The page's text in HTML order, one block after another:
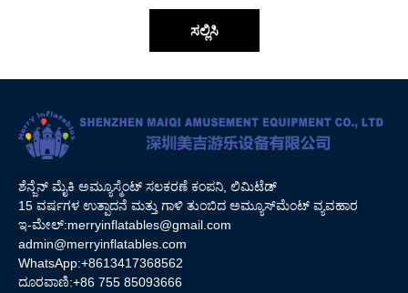
ಸಲ್ಲಿಸಿ
ಶೆನ್ಜೆನ್ ಮೈಕಿ ಅಮ್ಯೂಸ್ಮೆಂಟ್ ಸಲಕರಣೆ ಕಂಪನಿ, ಲಿಮಿಟೆಡ್
15 ವರ್ಷಗಳ ಉತ್ಪಾದನೆ ಮತ್ತು ಗಾಳಿ ತುಂಬಿದ ಅಮ್ಯೂಸ್‌ಮೆಂಟ್ ವ್ಯವಹಾರ
ಇ-ಮೇಲ್:merryinflatables@gmail.com
admin@merryinflatables.com
WhatsApp:+8613417368562
ದೂರವಾಣಿ:+86 755 85093666